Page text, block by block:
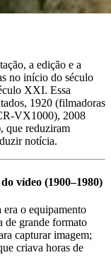
a edição e a
no início do século
XXI. Essa
1920 (filmadoras
VX1000), 2008
que reduziram
notícia.
vídeo (1900–1980)
o equipamento
de grande formato
capturar imagem;
criava horas de